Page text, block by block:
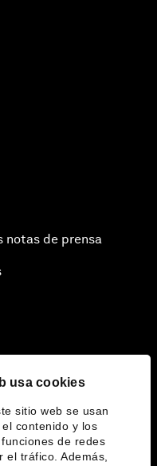
usa cookies
sitio web se usan
contenido y los
de redes
el tráfico. Además,
notas de prensa